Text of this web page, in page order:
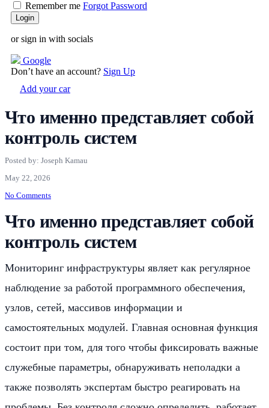
Remember me Forgot Password
or sign in with socials
Google
Don’t have an account? Sign Up
Add your car
Что именно представляет собой
контроль систем
Posted by: Joseph Kamau
May 22, 2026
No Comments
Что именно представляет собой
контроль систем
Мониторинг инфраструктуры являет как регулярное
наблюдение за работой программного обеспечения,
узлов, сетей, массивов информации и
самостоятельных модулей. Главная основная функция
состоит при том, для того чтобы фиксировать важные
служебные параметры, обнаруживать неполадки а
также позволять экспертам быстро реагировать на